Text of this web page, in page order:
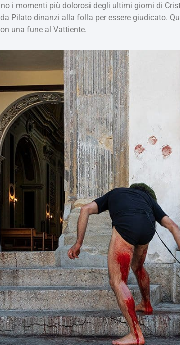
i momenti più dolorosi degli ultimi giorni di
da Pilato dinanzi alla folla per essere giudicato.
una fune al Vattiente.